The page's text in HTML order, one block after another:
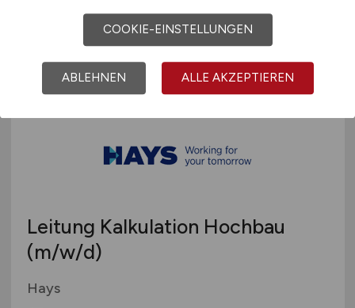
09.05.2026
Frankfurt
Leitung Kalkulation Hochbau
(m/w/d)
Hays
COOKIE-EINSTELLUNGEN
ABLEHNEN ALLE AKZEPTIEREN